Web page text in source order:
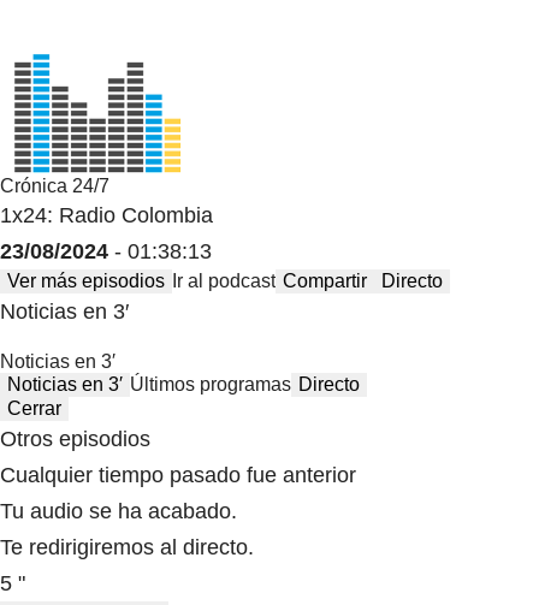
Crónica 24/7
1x24: Radio Colombia
23/08/2024 - 01:38:13
Ver más episodios Ir al podcast Compartir Directo
Noticias en 3′
Noticias en 3′
Noticias en 3′ Últimos programas Directo
Cerrar
Otros episodios
Cualquier tiempo pasado fue anterior
Tu audio se ha acabado.
Te redirigiremos al directo.
5 "